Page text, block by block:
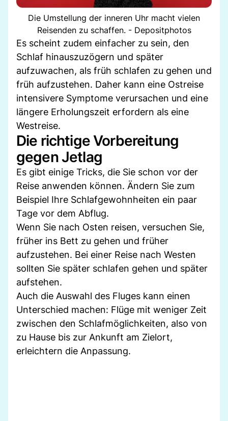
Die Umstellung der inneren Uhr macht vielen
Reisenden zu schaffen. - Depositphotos
Es scheint zudem einfacher zu sein, den
Schlaf hinauszuzögern und später
aufzuwachen, als früh schlafen zu gehen und
früh aufzustehen. Daher kann eine Ostreise
intensivere Symptome verursachen und eine
längere Erholungszeit erfordern als eine
Westreise.
Die richtige Vorbereitung
gegen Jetlag
Es gibt einige Tricks, die Sie schon vor der
Reise anwenden können. Ändern Sie zum
Beispiel Ihre Schlafgewohnheiten ein paar
Tage vor dem Abflug.
Wenn Sie nach Osten reisen, versuchen Sie,
früher ins Bett zu gehen und früher
aufzustehen. Bei einer Reise nach Westen
sollten Sie später schlafen gehen und später
aufstehen.
Auch die Auswahl des Fluges kann einen
Unterschied machen: Flüge mit weniger Zeit
zwischen den Schlafmöglichkeiten, also von
zu Hause bis zur Ankunft am Zielort,
erleichtern die Anpassung.